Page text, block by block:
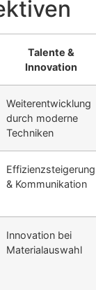
Talente &
Innovation
Weiterentwicklung
durch moderne
Techniken
Effizienzsteigerung
& Kommunikation
Innovation bei
Materialauswahl